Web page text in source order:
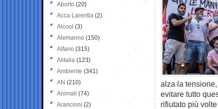
alza la tensione,
evitare tutto
rifiutato più
Aborto (20)
Acca Larentia (2)
Alcool (3)
Alemanno (150)
Alfano (315)
Alitalia (123)
Ambiente (341)
AN (210)
Animali (74)
Arancioni (2)